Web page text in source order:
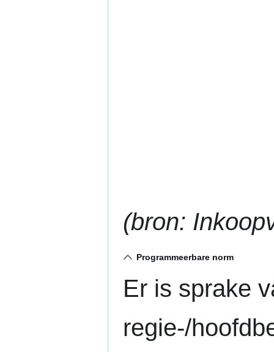
(bron:
Programmeerbare norm
Er is sprake
regie-/